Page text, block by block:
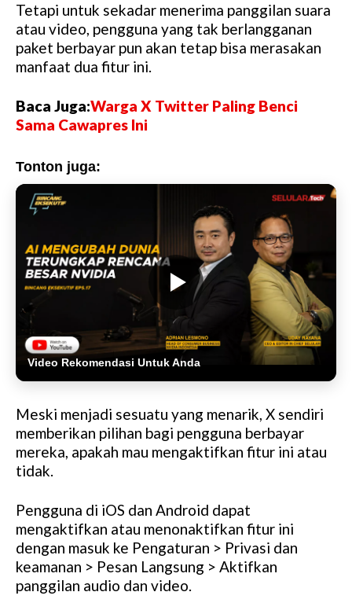
Tetapi untuk sekadar menerima panggilan suara
atau video, pengguna yang tak berlangganan
paket berbayar pun akan tetap bisa merasakan
manfaat dua fitur ini.
Baca Juga:Warga X Twitter Paling Benci
Sama Cawapres Ini
Tonton juga:
Video Rekomendasi Untuk Anda
Meski menjadi sesuatu yang menarik, X sendiri
memberikan pilihan bagi pengguna berbayar
mereka, apakah mau mengaktifkan fitur ini atau
tidak.
Pengguna di iOS dan Android dapat
mengaktifkan atau menonaktifkan fitur ini
dengan masuk ke Pengaturan > Privasi dan
keamanan > Pesan Langsung > Aktifkan
panggilan audio dan video.